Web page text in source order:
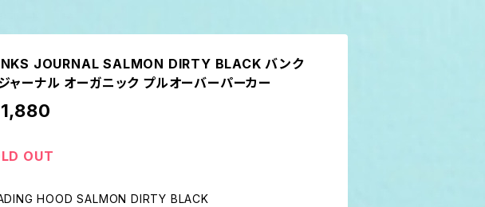
JOURNAL SALMON DIRTY BLACK バンク
ャーナル オーガニック プルオーバーパーカー
OUT
HOOD SALMON DIRTY BLACK